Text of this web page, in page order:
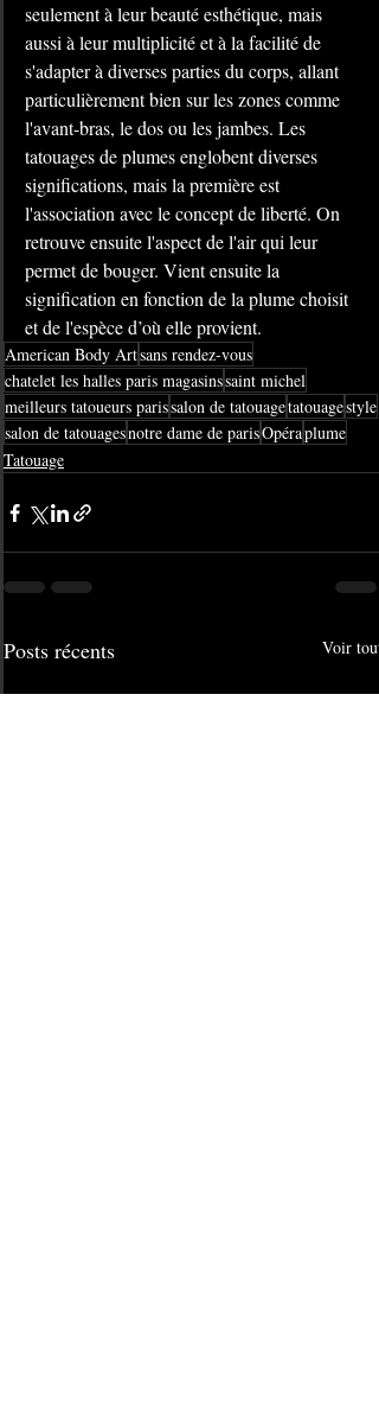
seulement à leur beauté esthétique, mais
aussi à leur multiplicité et à la facilité de
s'adapter à diverses parties du corps, allant
particulièrement bien sur les zones comme
l'avant-bras, le dos ou les jambes. Les
tatouages de plumes englobent diverses
significations, mais la première est
l'association avec le concept de liberté. On
retrouve ensuite l'aspect de l'air qui leur
permet de bouger. Vient ensuite la
signification en fonction de la plume choisit
et de l'espèce d’où elle provient.
American Body Artsans rendez-vous
chatelet les halles paris magasinssaint michel
meilleurs tatoueurs parissalon de tatouagetatouagestyle
salon de tatouagesnotre dame de parisOpéraplume
Tatouage
Posts récents Voir tout